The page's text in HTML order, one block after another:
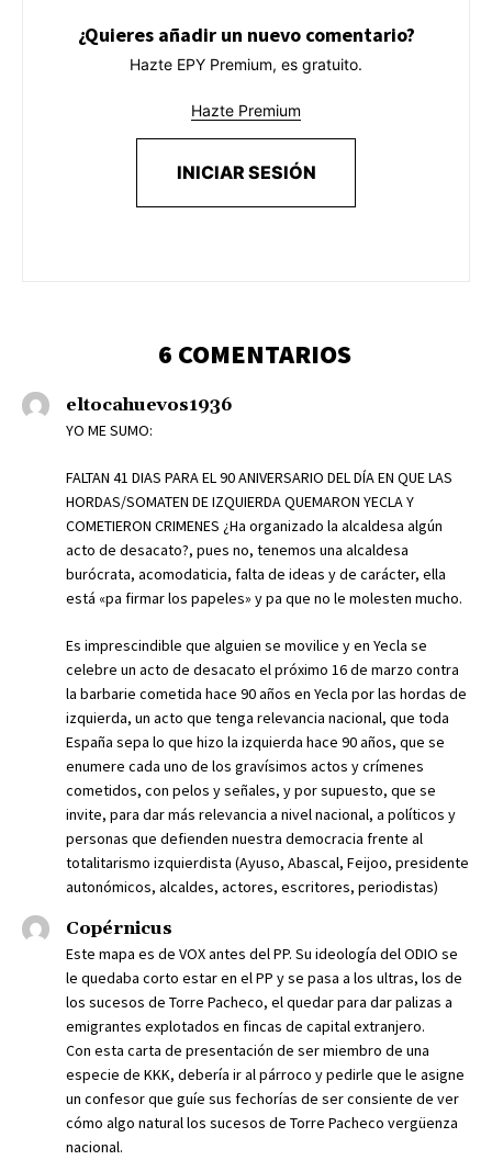
¿Quieres añadir un nuevo comentario?
Hazte EPY Premium, es gratuito.
Hazte Premium
INICIAR SESIÓN
6 COMENTARIOS
eltocahuevos1936
YO ME SUMO:
FALTAN 41 DIAS PARA EL 90 ANIVERSARIO DEL DÍA EN QUE LAS
HORDAS/SOMATEN DE IZQUIERDA QUEMARON YECLA Y
COMETIERON CRIMENES ¿Ha organizado la alcaldesa algún
acto de desacato?, pues no, tenemos una alcaldesa
burócrata, acomodaticia, falta de ideas y de carácter, ella
está «pa firmar los papeles» y pa que no le molesten mucho.
Es imprescindible que alguien se movilice y en Yecla se
celebre un acto de desacato el próximo 16 de marzo contra
la barbarie cometida hace 90 años en Yecla por las hordas de
izquierda, un acto que tenga relevancia nacional, que toda
España sepa lo que hizo la izquierda hace 90 años, que se
enumere cada uno de los gravísimos actos y crímenes
cometidos, con pelos y señales, y por supuesto, que se
invite, para dar más relevancia a nivel nacional, a políticos y
personas que defienden nuestra democracia frente al
totalitarismo izquierdista (Ayuso, Abascal, Feijoo, presidente
autonómicos, alcaldes, actores, escritores, periodistas)
Copérnicus
Este mapa es de VOX antes del PP. Su ideología del ODIO se
le quedaba corto estar en el PP y se pasa a los ultras, los de
los sucesos de Torre Pacheco, el quedar para dar palizas a
emigrantes explotados en fincas de capital extranjero.
Con esta carta de presentación de ser miembro de una
especie de KKK, debería ir al párroco y pedirle que le asigne
un confesor que guíe sus fechorías de ser consiente de ver
cómo algo natural los sucesos de Torre Pacheco vergüenza
nacional.